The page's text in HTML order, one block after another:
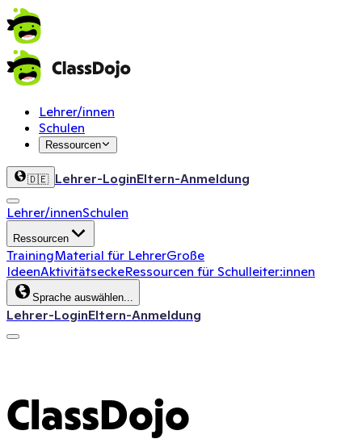
Lehrer/innen
Schulen
Ressourcen
🇩🇪 Lehrer-LoginEltern-Anmeldung
Lehrer/innenSchulen
Ressourcen
TrainingMaterial für LehrerGroße
IdeenAktivitätseckeRessourcen für Schulleiter:innen
Sprache auswählen...
Lehrer-LoginEltern-Anmeldung
ClassDojo